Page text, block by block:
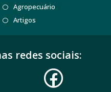
Agropecuário
Artigos
redes sociais: